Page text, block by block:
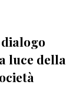
dialogo
luce della